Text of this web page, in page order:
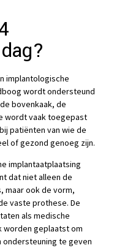
implantologische
wordt ondersteund
bovenkaak, de
wordt vaak toegepast
patiënten van wie de
of gezond genoeg zijn.
implantaatplaatsing
dat niet alleen de
maar ook de vorm,
vaste prothese. De
als medische
worden geplaatst om
te geven